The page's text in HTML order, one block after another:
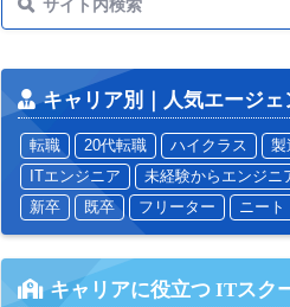
キャリア別｜人気エージェ
転職 20代転職 ハイクラス
製
ITエンジニア
未経験からエンジニ
新卒
既卒 フリーター ニート
キャリアに役立つ ITスク